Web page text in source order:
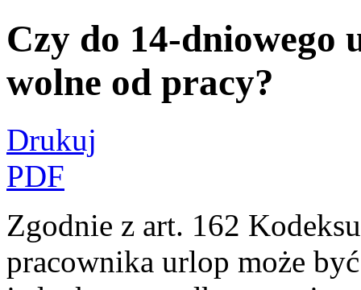
Czy do 14-dniowego
wolne od pracy?
Drukuj
PDF
Zgodnie z art. 162
pracownika urlop może